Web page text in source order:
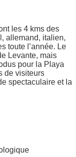
les 4 kms des
allemand, italien,
toute l’année. Le
Levante, mais
pour la Playa
de visiteurs
spectaculaire et la